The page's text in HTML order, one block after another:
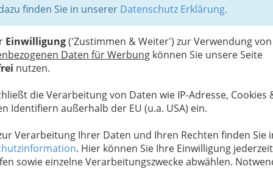
finden Sie in unserer Datenschutz Erklärung.
Einwilligung('Zustimmen & Weiter') zur Verwendung von
Daten für Werbung können Sie unsere Seite
nutzen.
die Verarbeitung von Daten wie IP-Adresse, Cookies
Identifiern außerhalb der EU (u.a. USA) ein.
Verarbeitung Ihrer Daten und Ihren Rechten finden Sie
. Hier können Sie Ihre Einwilligung jederzeit
sowie einzelne Verarbeitungszwecke abwählen.
1